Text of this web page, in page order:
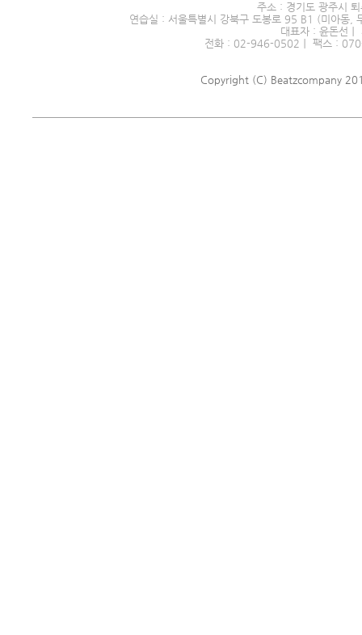
주소 : 경기도 광주시
연습실 : 서울특별시 강북구 도봉로 95 B1 (미아동,
대표자 : 윤돈선
전화 : 02-946-0502｜ 팩스 :
Copyright (C) Beatzcompany